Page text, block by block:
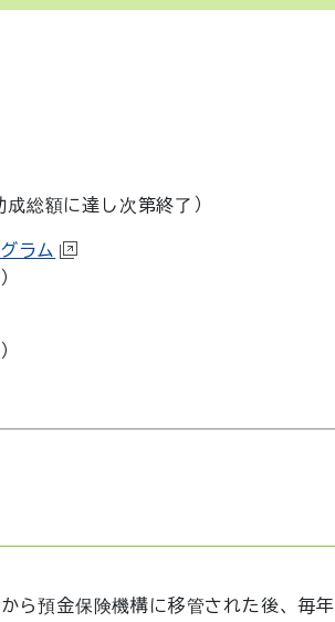
成総額に達し次第終了）
ラム
ら預金保険機構に移管された後、毎